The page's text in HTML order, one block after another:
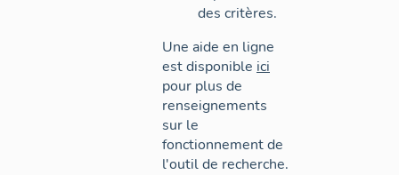
des critères.
Une aide en ligne
est disponible ici
pour plus de
renseignements
sur le
fonctionnement de
l'outil de recherche.